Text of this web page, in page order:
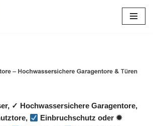
✓ Hochwassersichere Garagentore,
Einbruchschutz oder ✹